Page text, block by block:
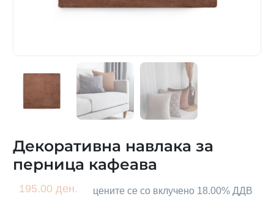
Декоративна навлака за
перница кафеава
195.00 ден. цените се со вклучено 18.00% ДДВ